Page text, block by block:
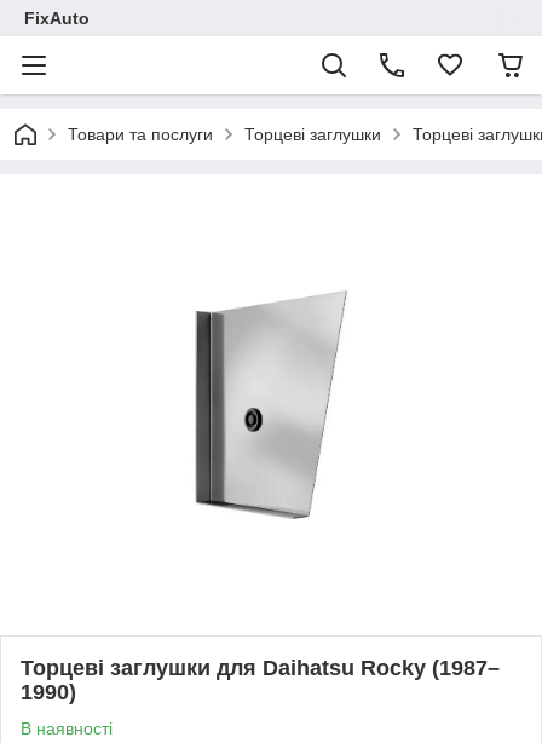
FixAuto
Товари та послуги Торцеві заглушки Торцеві
Торцеві заглушки для Daihatsu Rocky (1987–
1990)
В наявності